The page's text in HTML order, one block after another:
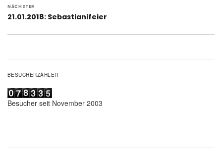
NÄCHSTER
Nächster
21.01.2018: Sebastianifeier
BESUCHERZÄHLER
Besucher seit November 2003